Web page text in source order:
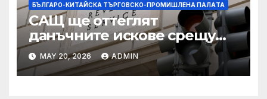
БЪЛГАРО-КИТАЙСКА ТЪРГОВСКО-ПРОМИШЛЕНА ПАЛAТА
САЩ ще оттеглят
данъчните искове срещу
Тръмп „завинаги“ в
сделката за съдебно дело с
IRS
MAY 20, 2026 ADMIN